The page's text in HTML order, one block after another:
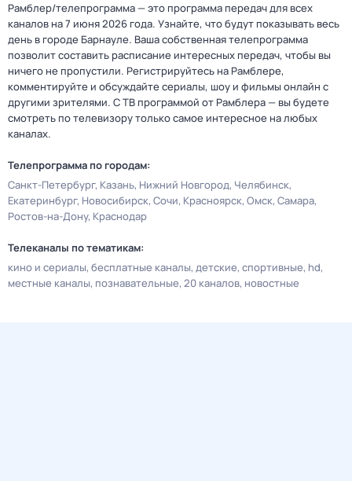
Рамблер/телепрограмма — это программа передач для всех
каналов на 7 июня 2026 года. Узнайте, что будут показывать весь
день в городе Барнауле. Ваша собственная телепрограмма
позволит составить расписание интересных передач, чтобы вы
ничего не пропустили. Регистрируйтесь на Рамблере,
комментируйте и обсуждайте сериалы, шоу и фильмы онлайн с
другими зрителями. С ТВ программой от Рамблера — вы будете
смотреть по телевизору только самое интересное на любых
каналах.
Телепрограмма по городам:
Санкт-Петербург Казань Нижний Новгород Челябинск
Екатеринбург Новосибирск Сочи Красноярск Омск Самара
Ростов-на-Дону Краснодар
Телеканалы по тематикам:
кино и сериалы бесплатные каналы детские спортивные hd
местные каналы познавательные 20 каналов новостные